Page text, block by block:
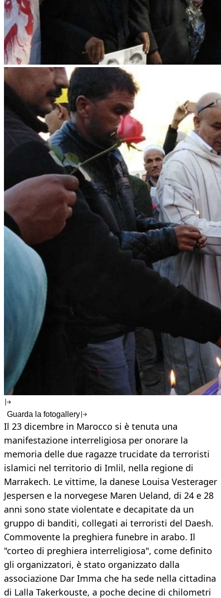
Guarda la fotogallery
Il 23 dicembre in Marocco si è tenuta una
manifestazione interreligiosa per onorare la
memoria delle due ragazze trucidate da terroristi
islamici nel territorio di Imlil, nella regione di
Marrakech. Le vittime, la danese Louisa Vesterager
Jespersen e la norvegese Maren Ueland, di 24 e 28
anni sono state violentate e decapitate da un
gruppo di banditi, collegati ai terroristi del Daesh.
Commovente la preghiera funebre in arabo. Il
"corteo di preghiera interreligiosa", come definito
gli organizzatori, è stato organizzato dalla
associazione Dar Imma che ha sede nella cittadina
di Lalla Takerkouste, a poche decine di chilometri